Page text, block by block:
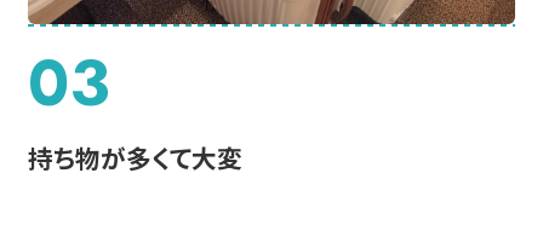
03
持ち物が多くて大変